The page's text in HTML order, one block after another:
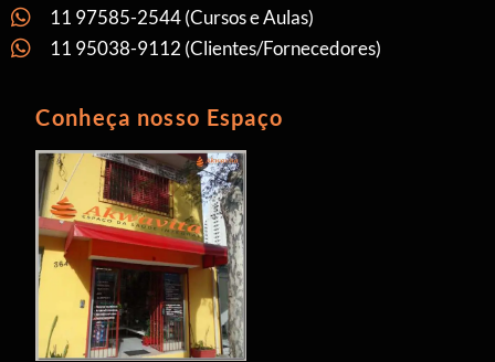
11 97585-2544 (Cursos e Aulas)
11 95038-9112 (Clientes/Fornecedores)
Conheça nosso Espaço